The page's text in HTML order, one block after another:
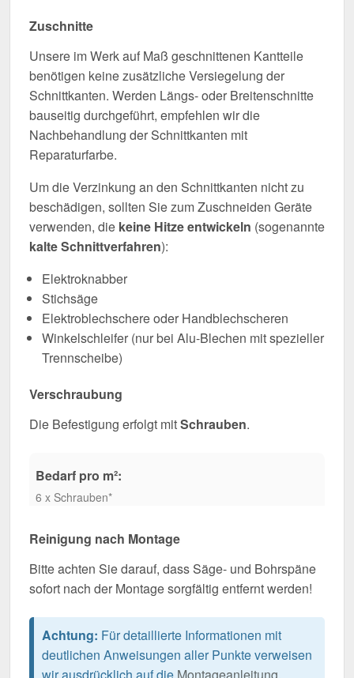
Zuschnitte
Unsere im Werk auf Maß geschnittenen Kantteile
benötigen keine zusätzliche Versiegelung der
Schnittkanten. Werden Längs- oder Breitenschnitte
bauseitig durchgeführt, empfehlen wir die
Nachbehandlung der Schnittkanten mit
Reparaturfarbe.
Um die Verzinkung an den Schnittkanten nicht zu
beschädigen, sollten Sie zum Zuschneiden Geräte
verwenden, die keine Hitze entwickeln (sogenannte
kalte Schnittverfahren):
Elektroknabber
Stichsäge
Elektroblechschere oder Handblechscheren
Winkelschleifer (nur bei Alu-Blechen mit spezieller
Trennscheibe)
Verschraubung
Die Befestigung erfolgt mitSchrauben.
Bedarf pro m²:
6 x Schrauben*
Reinigung nach Montage
Bitte achten Sie darauf, dass Säge- und Bohrspäne
sofort nach der Montage sorgfältig entfernt werden!
Achtung: Für detaillierte Informationen mit
deutlichen Anweisungen aller Punkte verweisen
wir ausdrücklich auf die Montageanleitung.